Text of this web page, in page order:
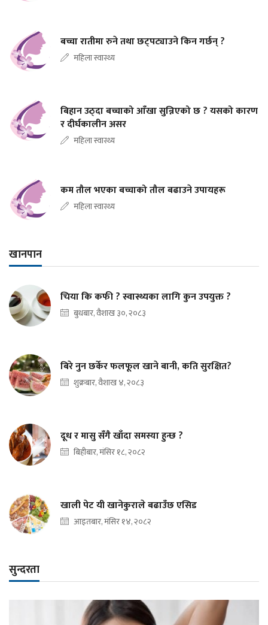
बच्चा रातीमा रुने तथा छट्पट्याउने किन गर्छन् ?
महिला स्वास्थ्य
बिहान उठ्दा बच्चाको आँखा सुन्निएको छ ? यसको कारण
र दीर्घकालीन असर
महिला स्वास्थ्य
कम तौल भएका बच्चाको तौल बढाउने उपायहरू
महिला स्वास्थ्य
खानपान
चिया कि कफी ? स्वास्थ्यका लागि कुन उपयुक्त ?
बुधबार, वैशाख ३०, २०८३
बिरे नुन छर्केर फलफूल खाने बानी, कति सुरक्षित?
शुक्रबार, वैशाख ४, २०८३
दूध र मासु सँगै खाँदा समस्या हुन्छ ?
बिहीबार, मंसिर १८, २०८२
खाली पेट यी खानेकुराले बढाउँछ एसिड
आइतबार, मंसिर १४, २०८२
सुन्दरता